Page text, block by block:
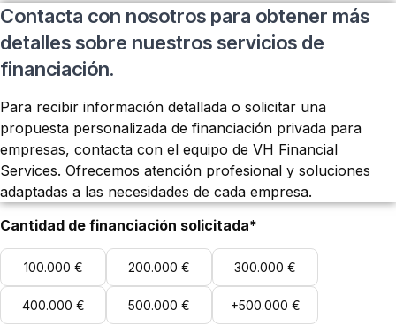
Contacta con nosotros para obtener más
detalles sobre nuestros servicios de
financiación.
Para recibir información detallada o solicitar una
propuesta personalizada de financiación privada para
empresas, contacta con el equipo de VH Financial
Services. Ofrecemos atención profesional y soluciones
adaptadas a las necesidades de cada empresa.
Cantidad de financiación solicitada*
100.000 € 200.000 € 300.000 €
400.000 € 500.000 € +500.000 €